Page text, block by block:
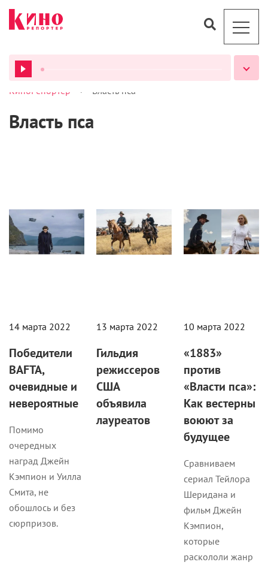
ВСЕ ПОДКАСТЫ
КиноРепортер > Власть пса
Власть пса
14 марта 2022
Победители
BAFTA,
очевидные и
невероятные
Помимо
очередных
наград Джейн
Кэмпион и Уилла
Смита, не
обошлось и без
сюрпризов.
13 марта 2022
Гильдия
режиссеров
США
объявила
лауреатов
10 марта 2022
«1883»
против
«Власти пса»:
Как вестерны
воюют за
будущее
Сравниваем
сериал Тейлора
Шеридана и
фильм Джейн
Кэмпион,
которые
раскололи жанр